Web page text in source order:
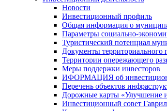
Новости
Инвестиционный профиль
Общая информация о
Параметры социально-
Туристический потенциал
Документы территориального
Территории опережающего
Меры поддержки инвесторов
ИФОРМАЦИЯ об
Перечень объектов
Дорожные карты «Улучшение
Инвестиционный совет